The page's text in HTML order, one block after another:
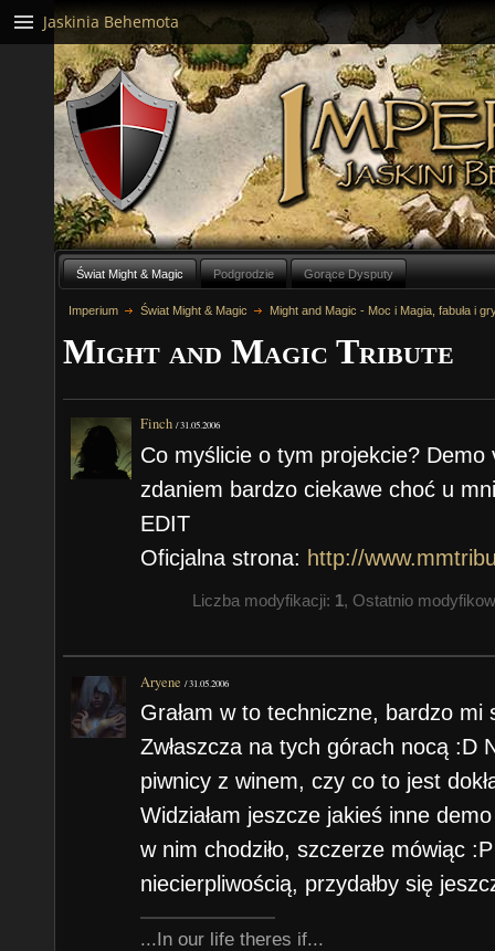
Świat Might & Magic Podgrodzie Gorące Dysputy
Imperium Świat Might & Magic Might and Magic - Moc i Magia, fabuła i
Might and Magic Tribute
Finch /31.05.2006
Co myślicie o tym projekcie?
zdaniem bardzo ciekawe choć u
EDIT
Oficjalna strona: http://
Liczba modyfikacji: 1, Ostatnio
Aryene /31.05.2006
Grałam w to techniczne, bardzo
Zwłaszcza na tych górach nocą :D
piwnicy z winem, czy co to jest
Widziałam jeszcze jakieś inne
w nim chodziło, szczerze mówiąc
niecierpliwością, przydałby się
...In our life theres if...
Jaskinia Behemota